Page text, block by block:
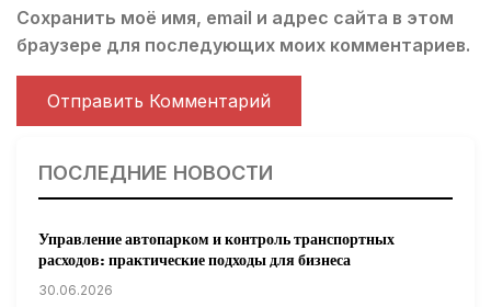
Сохранить моё имя, email и адрес сайта в этом
браузере для последующих моих комментариев.
ПОСЛЕДНИЕ НОВОСТИ
Управление автопарком и контроль транспортных
расходов: практические подходы для бизнеса
30.06.2026